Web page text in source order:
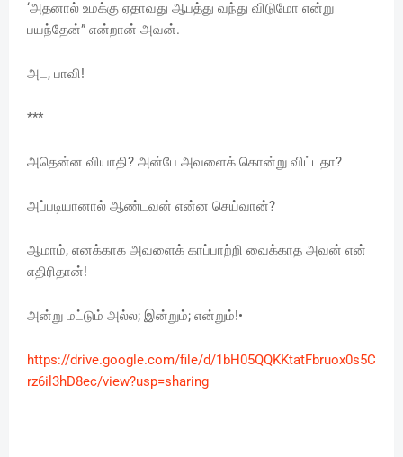
‘அதனால் உமக்கு ஏதாவது ஆபத்து வந்து விடுமோ என்று
பயந்தேன்” என்றான் அவன்.
அட, பாவி!
***
அதென்ன வியாதி? அன்பே அவளைக் கொன்று விட்டதா?
அப்படியானால் ஆண்டவன் என்ன செய்வான்?
ஆமாம், எனக்காக அவளைக் காப்பாற்றி வைக்காத அவன் என்
எதிரிதான்!
அன்று மட்டும் அல்ல; இன்றும்; என்றும்!•
https://drive.google.com/file/d/1bH05QQKKtatFbruox0s5C
rz6il3hD8ec/view?usp=sharing